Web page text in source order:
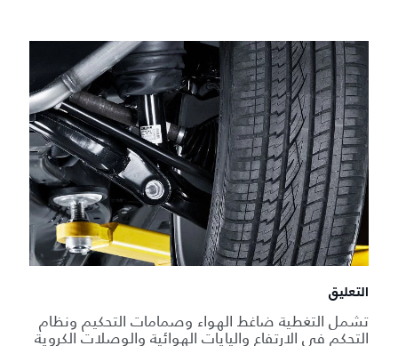
التعليق
تشمل التغطية ضاغط الهواء وصمامات التحكيم ونظام
التحكم في الارتفاع واليايات الهوائية والوصلات الكروية